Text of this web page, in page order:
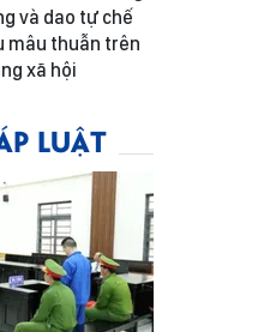
và dao tự chế
mâu thuẫn trên
xã hội
LUẬT